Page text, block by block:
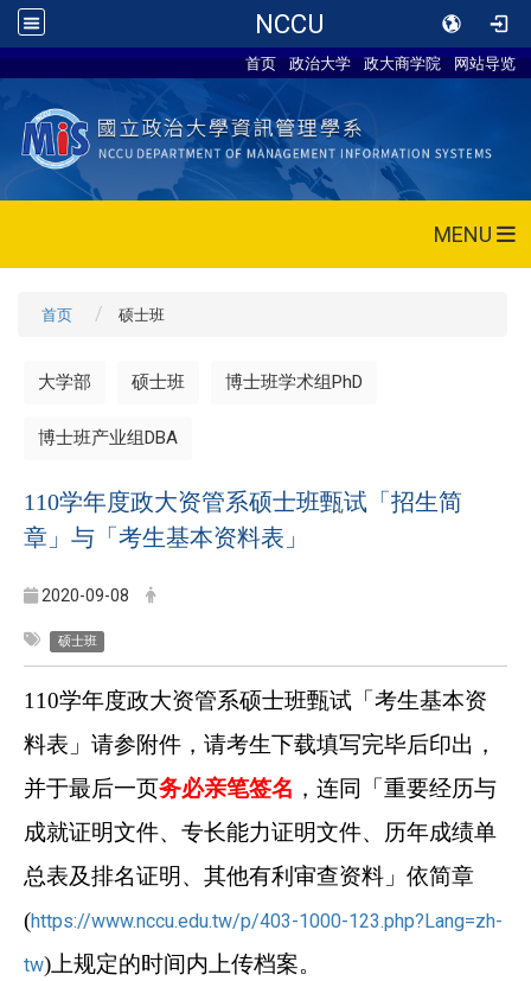
NCCU
首页 政治大学 政大商学院 网站导览
MENU
首页 硕士班
大学部 硕士班 博士班学术组PhD
博士班产业组DBA
110学年度政大资管系硕士班甄试「招生简
章」与「考生基本资料表」
2020-09-08
硕士班
110学年度政大资管系硕士班甄试「考生基本资
料表」请参附件，请考生下载填写完毕后印出，
并于最后一页务必亲笔签名 ，连同「重要经历与
成就证明文件、专长能力证明文件、历年成绩单
总表及排名证明、其他有利审查资料」依简章
(https://www.nccu.edu.tw/p/403-1000-123.php?Lang=zh-
tw) 上规定的时间内上传档案。